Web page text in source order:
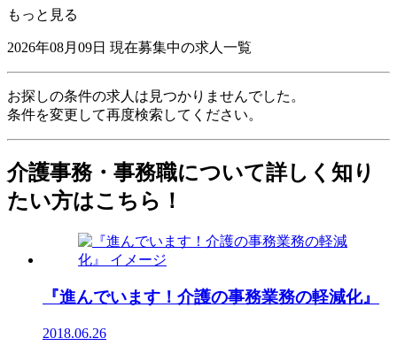
もっと見る
2026年08月09日 現在募集中の求人一覧
お探しの条件の求人は見つかりませんでした。
条件を変更して再度検索してください。
介護事務・事務職について詳しく知り
たい方はこちら！
『進んでいます！介護の事務業務の軽減化』
2018.06.26